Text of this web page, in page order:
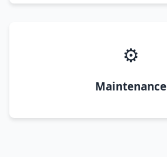
⚙️
Maintenance